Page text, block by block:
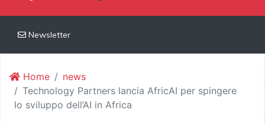
Newsletter
Home
news
Technology Partners lancia AfricAI per spingere
lo sviluppo dell’AI in Africa